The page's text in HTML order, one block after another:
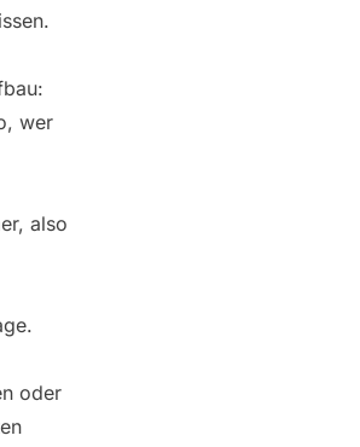
wer
also
oder